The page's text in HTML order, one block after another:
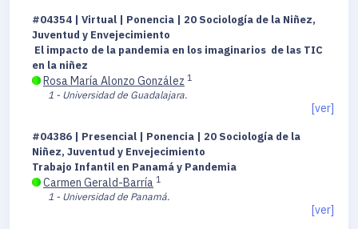
#04354 | Virtual | Ponencia | 20 Sociología de la Niñez,
Juventud y Envejecimiento
El impacto de la pandemia en los imaginarios de las TIC
en la niñez
Rosa María Alonzo González 1
1 - Universidad de Guadalajara.
[ver]
#04386 | Presencial | Ponencia | 20 Sociología de la
Niñez, Juventud y Envejecimiento
Trabajo Infantil en Panamá y Pandemia
Carmen Gerald-Barría 1
1 - Universidad de Panamá.
[ver]